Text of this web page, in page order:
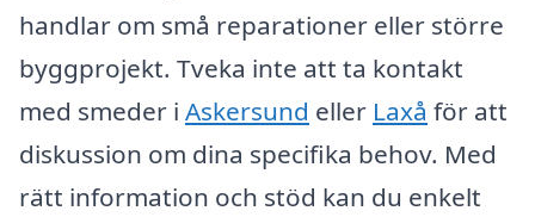
handlar om små reparationer eller större
byggprojekt. Tveka inte att ta kontakt
med smeder i Askersund eller Laxå för att
diskussion om dina specifika behov. Med
rätt information och stöd kan du enkelt